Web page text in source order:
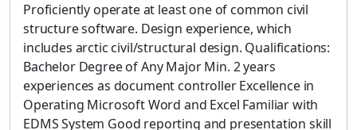
Proficiently operate at least one of common civil
structure software. Design experience, which
includes arctic civil/structural design. Qualifications:
Bachelor Degree of Any Major Min. 2 years
experiences as document controller Excellence in
Operating Microsoft Word and Excel Familiar with
EDMS System Good reporting and presentation skill